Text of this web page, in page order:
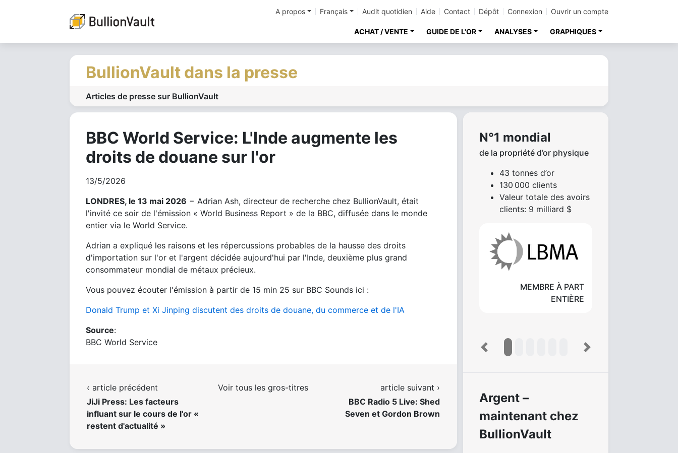
A propos Français Audit quotidien Aide Contact Dépôt Connexion Ouvrir un compte
ACHAT / VENTE GUIDE DE L'OR ANALYSES GRAPHIQUES
BullionVault dans la presse
Articles de presse sur BullionVault
BBC World Service: L'Inde augmente les
droits de douane sur l'or
13/5/2026
LONDRES, le 13 mai 2026 − Adrian Ash, directeur de recherche chez BullionVault, était
l'invité ce soir de l'émission « World Business Report » de la BBC, diffusée dans le monde
entier via le World Service.
Adrian a expliqué les raisons et les répercussions probables de la hausse des droits
d'importation sur l'or et l'argent décidée aujourd'hui par l'Inde, deuxième plus grand
consommateur mondial de métaux précieux.
Vous pouvez écouter l'émission à partir de 15 min 25 sur BBC Sounds ici :
Donald Trump et Xi Jinping discutent des droits de douane, du commerce et de l'IA
Source:
BBC World Service
‹ article précédent
JiJi Press: Les facteurs
influant sur le cours de l'or «
restent d'actualité »
Voir tous les gros-titres
article suivant ›
BBC Radio 5 Live: Shed
Seven et Gordon Brown
N°1 mondial
de la propriété d’or physique
43 tonnes d’or
130 000 clients
Valeur totale des avoirs
clients: 9 milliard $
MEMBRE À PART
ENTIÈRE
Previous Next
Argent –
maintenant chez
BullionVault